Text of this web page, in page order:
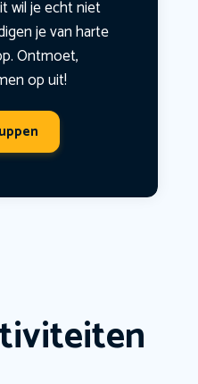
wil je echt niet
je van harte
Ontmoet,
op uit!